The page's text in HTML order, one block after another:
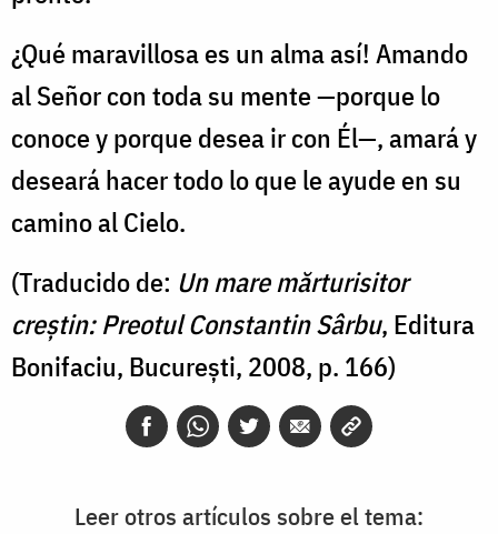
¿Qué maravillosa es un alma así! Amando
al Señor con toda su mente —porque lo
conoce y porque desea ir con Él—, amará y
deseará hacer todo lo que le ayude en su
camino al Cielo.
(Traducido de: Un mare mărturisitor
creștin: Preotul Constantin Sârbu, Editura
Bonifaciu, București, 2008, p. 166)
Leer otros artículos sobre el tema: